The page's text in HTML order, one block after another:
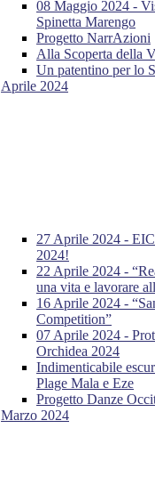
08 Maggio 2024 -
Spinetta Marengo
Progetto NarrAzioni
Alla Scoperta della
Un patentino per lo
Aprile 2024
27 Aprile 2024 -
2024!
22 Aprile 2024 -
una vita e lavorare
16 Aprile 2024 -
Competition”
07 Aprile 2024 -
Orchidea 2024
Indimenticabile
Plage Mala e Eze
Progetto Danze
Marzo 2024